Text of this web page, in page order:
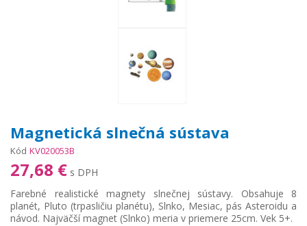
Magnetická slnečná sústava
Kód KV020053B
27,68 € s DPH
Farebné realistické magnety slnečnej sústavy. Obsahuje 8
planét, Pluto (trpasličiu planétu), Slnko, Mesiac, pás Asteroidu a
návod. Najväčší magnet (Slnko) meria v priemere 25cm. Vek 5+.